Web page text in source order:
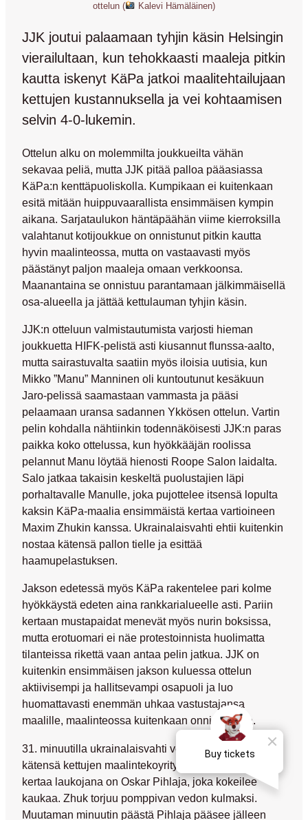
ottelun (
Kalevi Hämäläinen)
JJK joutui palaamaan tyhjin käsin Helsingin
vierailultaan, kun tehokkaasti maaleja pitkin
kautta iskenyt KäPa jatkoi maalitehtailujaan
kettujen kustannuksella ja vei kohtaamisen
selvin 4-0-lukemin.
Ottelun alku on molemmilta joukkueilta vähän
sekavaa peliä, mutta JJK pitää palloa pääasiassa
KäPa:n kenttäpuoliskolla. Kumpikaan ei kuitenkaan
esitä mitään huippuvaarallista ensimmäisen kympin
aikana. Sarjataulukon häntäpäähän viime kierroksilla
valahtanut kotijoukkue on onnistunut pitkin kautta
hyvin maalinteossa, mutta on vastaavasti myös
päästänyt paljon maaleja omaan verkkoonsa.
Maanantaina se onnistuu parantamaan jälkimmäisellä
osa-alueella ja jättää kettulauman tyhjin käsin.
JJK:n otteluun valmistautumista varjosti hieman
joukkuetta HIFK-pelistä asti kiusannut flunssa-aalto,
mutta sairastuvalta saatiin myös iloisia uutisia, kun
Mikko ”Manu” Manninen oli kuntoutunut kesäkuun
Jaro-pelissä saamastaan vammasta ja pääsi
pelaamaan uransa sadannen Ykkösen ottelun. Vartin
pelin kohdalla nähtiinkin todennäköisesti JJK:n paras
paikka koko ottelussa, kun hyökkääjän roolissa
pelannut Manu löytää hienosti Roope Salon laidalta.
Salo jatkaa takaisin keskeltä puolustajien läpi
porhaltavalle Manulle, joka pujottelee itsensä lopulta
kaksin KäPa-maalia ensimmäistä kertaa vartioineen
Maxim Zhukin kanssa. Ukrainalaisvahti ehtii kuitenkin
nostaa kätensä pallon tielle ja esittää
haamupelastuksen.
Jakson edetessä myös KäPa rakentelee pari kolme
hyökkäystä edeten aina rankkarialueelle asti. Pariin
kertaan mustapaidat menevät myös nurin boksissa,
mutta erotuomari ei näe protestoinnista huolimatta
tilanteissa rikettä vaan antaa pelin jatkua. JJK on
kuitenkin ensimmäisen jakson kuluessa ottelun
aktiivisempi ja hallitsevampi osapuoli ja luo
huomattavasti enemmän uhkaa vastustajansa
maalille, maalinteossa kuitenkaan onnistumatta.
31. minuutilla ukrainalaisvahti venyttää jälleen
kätensä kettujen maalintekoyrityksen väliin. Tällä
kertaa laukojana on Oskar Pihlaja, joka kokeilee
kaukaa. Zhuk torjuu pomppivan vedon kulmaksi.
Muutaman minuutin päästä Pihlaja pääsee jälleen